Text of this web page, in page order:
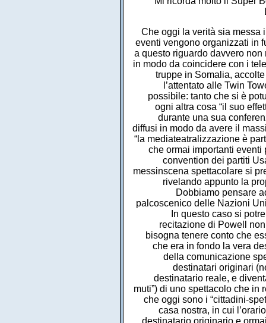
Che oggi la verità sia messa
eventi vengono organizzati in
a questo riguardo davvero
in modo da coincidere con i
truppe in Somalia,
l’attentato alle Twin
possibile: tanto che si è
ogni altra cosa “il suo
durante una sua
diffusi in modo da avere il
“la mediateatralizzazione è
che ormai importanti
convention dei partiti
messinscena spettacolare si
rivelando appunto la
Dobbiamo pensare
palcoscenico delle Nazioni
In questo caso si
recitazione di Powell
bisogna tenere conto che
che era in fondo la vera
della comunicazione
destinatari originari
destinatario reale, e
muti”) di uno spettacolo che in
che oggi sono i “cittadini-
casa nostra, in cui
destinatario originario e